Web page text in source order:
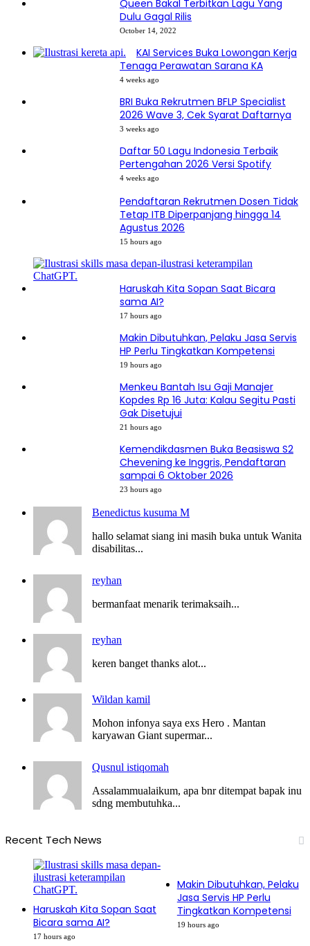
Queen Bakal Terbitkan Lagu Yang
Dulu Gagal Rilis
October 14, 2022
KAI Services Buka Lowongan Kerja
Tenaga Perawatan Sarana KA
4 weeks ago
BRI Buka Rekrutmen BFLP Specialist
2026 Wave 3, Cek Syarat Daftarnya
3 weeks ago
Daftar 50 Lagu Indonesia Terbaik
Pertengahan 2026 Versi Spotify
4 weeks ago
Pendaftaran Rekrutmen Dosen Tidak
Tetap ITB Diperpanjang hingga 14
Agustus 2026
15 hours ago
Haruskah Kita Sopan Saat Bicara
sama AI?
17 hours ago
Makin Dibutuhkan, Pelaku Jasa Servis
HP Perlu Tingkatkan Kompetensi
19 hours ago
Menkeu Bantah Isu Gaji Manajer
Kopdes Rp 16 Juta: Kalau Segitu Pasti
Gak Disetujui
21 hours ago
Kemendikdasmen Buka Beasiswa S2
Chevening ke Inggris, Pendaftaran
sampai 6 Oktober 2026
23 hours ago
Benedictus kusuma M
hallo selamat siang ini masih buka untuk Wanita
disabilitas...
reyhan
bermanfaat menarik terimaksaih...
reyhan
keren banget thanks alot...
Wildan kamil
Mohon infonya saya exs Hero . Mantan
karyawan Giant supermar...
Qusnul istiqomah
Assalammualaikum, apa bnr ditempat bapak inu
sdng membutuhka...
Recent Tech News
Haruskah Kita Sopan Saat
Bicara sama AI?
17 hours ago
Makin Dibutuhkan, Pelaku
Jasa Servis HP Perlu
Tingkatkan Kompetensi
19 hours ago